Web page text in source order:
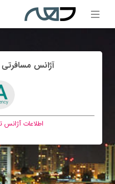
آژانس
اطلاعات